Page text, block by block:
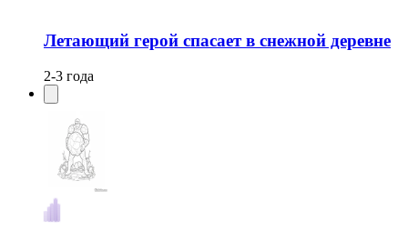
Летающий герой спасает в снежной деревне
2-3 года